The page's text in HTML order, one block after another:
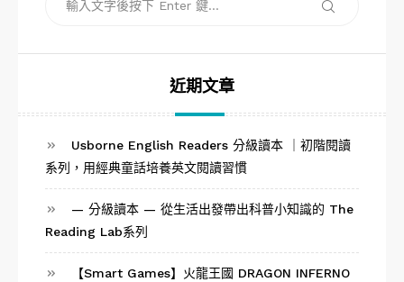
搜
近期文章
Usborne English Readers 分級讀本 ｜初階閱讀
系列，用經典童話培養英文閱讀習慣
— 分級讀本 — 從生活出發帶出科普小知識的 The
Reading Lab系列
【Smart Games】火龍王國 DRAGON INFERNO